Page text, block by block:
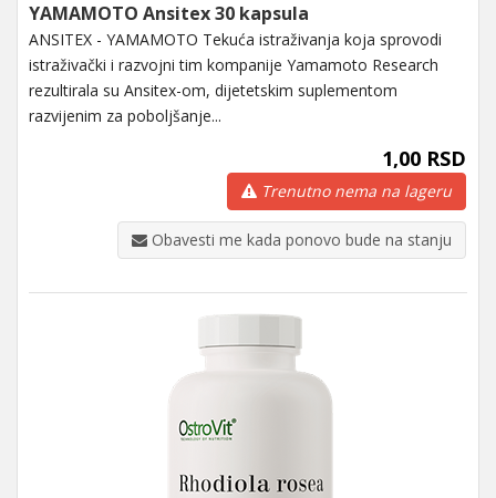
YAMAMOTO Ansitex 30 kapsula
ANSITEX - YAMAMOTO Tekuća istraživanja koja sprovodi
istraživački i razvojni tim kompanije Yamamoto Research
rezultirala su Ansitex-om, dijetetskim suplementom
razvijenim za poboljšanje...
1,00 RSD
Trenutno nema na lageru
Obavesti me kada ponovo bude na stanju